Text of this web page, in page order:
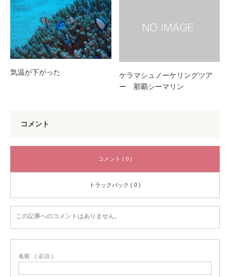
気温が下がった
ケラマシュノーケリングツア
ー 那覇シーマリン
コメント
コメント ( 0 )
トラックバック ( 0 )
この記事へのコメントはありません。
名前 ( 必須 )